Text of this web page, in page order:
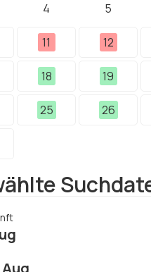
4 5
11 12
18 19
25 26